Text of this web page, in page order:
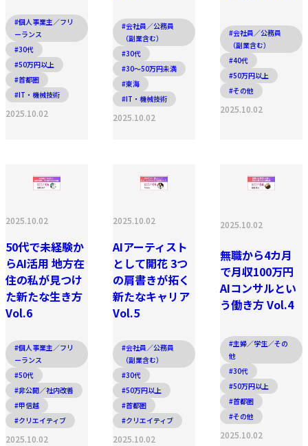
#個人事業主／フリ
ーランス
#30代
#50万円以上
#首都圏
#IT・機械技術
2025.10.02
#会社員／公務員
（副業含む）
#30代
#30〜50万円未満
#東海
#IT・機械技術
2025.10.02
#会社員／公務員
（副業含む）
#40代
#50万円以上
#その他
2025.10.02
2025.10.02
50代で未経験か
らAI活用 地方在
住の私が見つけ
た新たな生き方
Vol.6
#個人事業主／フリ
ーランス
#50代
#非公開／社内改善
#甲信越
#クリエイティブ
2025.10.02
2025.10.02
AIアーティスト
として開花 3つ
の肩書きが拓く
新たなキャリア
Vol.5
#会社員／公務員
（副業含む）
#30代
#50万円以上
#首都圏
#クリエイティブ
2025.10.02
2025.10.02
無職から4カ月
で月収100万円
AIコンサルとい
う働き方 Vol.4
#主婦／学生／その
他
#30代
#50万円以上
#首都圏
#その他
2025.10.02